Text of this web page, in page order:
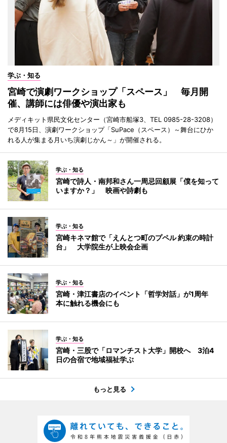
学ぶ・知る
宮崎で演劇ワークショップ「スペース」 毎月開
催、講師には俳優や演出家も
メディキット県民文化センター（宮崎市船塚3、TEL 0985-28-3208）
で8月15日、演劇ワークショップ「SuPace（スペース）～舞台にひか
れる人が集まる月いち演劇じかん～」が開催される。
学ぶ・知る
宮崎で詩人・南邦和さん一周忌回顧展「僕を知って
いますか？」 映画や詩劇も
学ぶ・知る
宮崎キネマ館で「えんとつ町のプペル 約束の時計
台」 大学院生が上映会企画
学ぶ・知る
宮崎・津江書店のイベント「哲学対話」が1周年
本に触れる機会にも
学ぶ・知る
宮崎・三股で「ロマンチスト大学」開校へ 3泊4
日の合宿で地域福祉学ぶ
もっと見る